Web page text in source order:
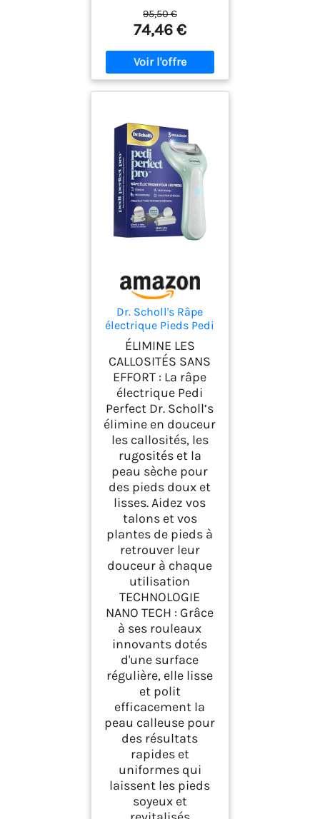
95,50 €
74,46 €
Dr. Scholl's Râpe
électrique Pieds Pedi
Perfect Pro avec 3
rouleaux Nano Tech -
Élimine les callosités
pour des pieds doux
et beaux - Autonomie
90 minutes -
Rechargeable et
Etanche
ÉLIMINE LES
CALLOSITÉS SANS
EFFORT : La râpe
électrique Pedi
Perfect Dr. Scholl’s
élimine en douceur
les callosités, les
rugosités et la
peau sèche pour
des pieds doux et
lisses. Aidez vos
talons et vos
plantes de pieds à
retrouver leur
douceur à chaque
utilisation
TECHNOLOGIE
NANO TECH : Grâce
à ses rouleaux
innovants dotés
d'une surface
régulière, elle lisse
et polit
efficacement la
peau calleuse pour
des résultats
rapides et
uniformes qui
laissent les pieds
soyeux et